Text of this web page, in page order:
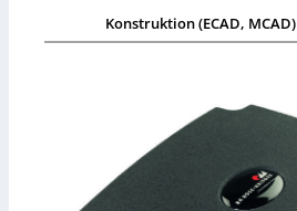
Konstruktion (ECAD, MCAD)